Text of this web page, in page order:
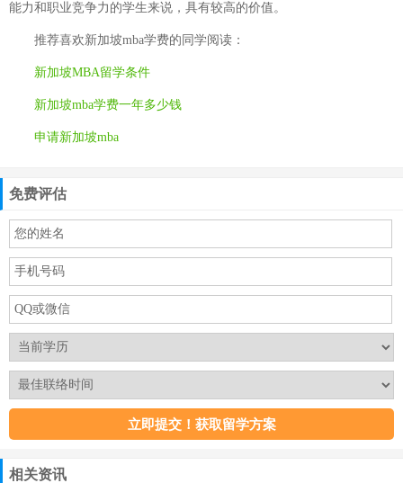
能力和职业竞争力的学生来说，具有较高的价值。
推荐喜欢新加坡mba学费的同学阅读：
新加坡MBA留学条件
新加坡mba学费一年多少钱
申请新加坡mba
免费评估
相关资讯